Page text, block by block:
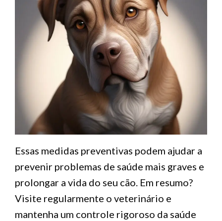
Essas medidas preventivas podem ajudar a
prevenir problemas de saúde mais graves e
prolongar a vida do seu cão. Em resumo?
Visite regularmente o veterinário e
mantenha um controle rigoroso da saúde